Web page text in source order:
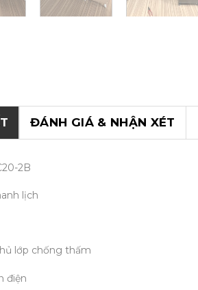
ĐÁNH GIÁ & NHẬN XÉT
2B
lịch
lớp chống thấm
điện